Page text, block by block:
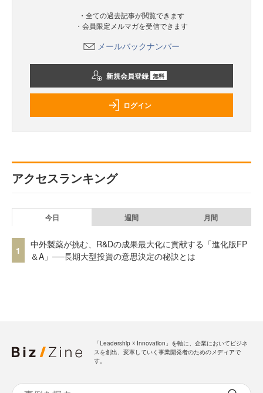
・全ての過去記事が閲覧できます
・会員限定メルマガを受信できます
メールバックナンバー
新規会員登録 無料
ログイン
アクセスランキング
今日 週間 月間
1
中外製薬が挑む、R&Dの成果最大化に貢献する「進化版FP
＆A」──長期大型投資の意思決定の秘訣とは
「Leadership ☓ Innovation」を軸に、企業においてビジネ
スを創出、変革していく事業開発者のためのメディアで
す。